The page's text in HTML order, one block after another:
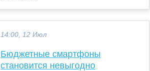
14:00, 12 Июл
Бюджетные смартфоны
становится невыгодно